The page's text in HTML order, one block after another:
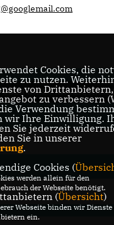
IHRE FRAGEN,
Cookies, die
zu nutzen.
von
zu verbessern
Verwendung
wir Ihre Einwilligung.
Sie jederzeit
Sie in unserer
.
Cookies (
werden allein für den
der Webseite benötigt.
(Übersicht)
Webseite binden wir Dienste
ein.